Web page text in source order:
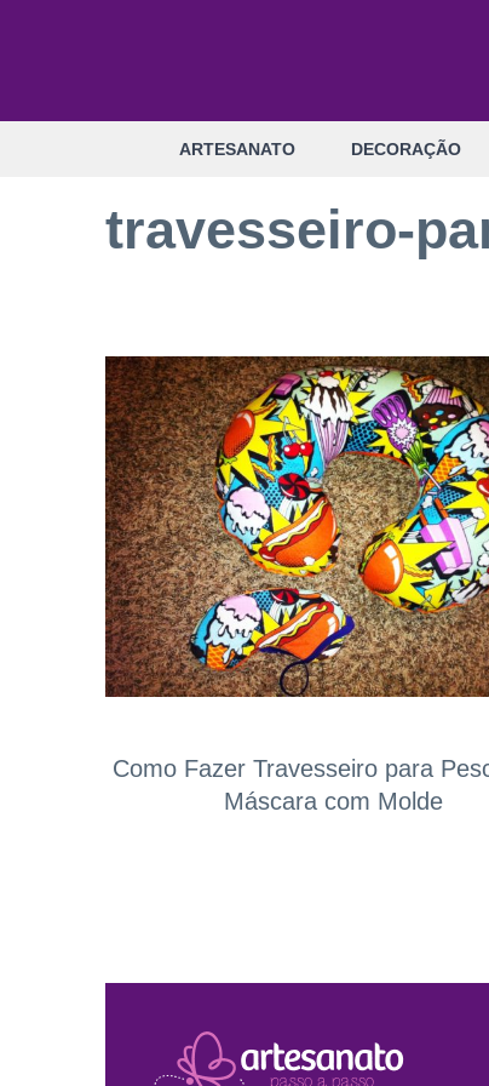
ARTESANATO DECORAÇÃO
travesseiro-
Como Fazer Travesseiro para
Máscara com Molde